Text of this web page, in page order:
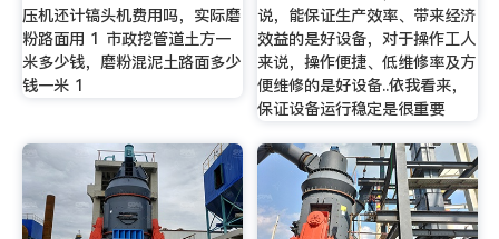
压机还计镐头机费用吗，实际磨
粉路面用 1 市政挖管道土方一
米多少钱，磨粉混泥土路面多少
钱一米 1
说，能保证生产效率、带来经济
效益的是好设备，对于操作工人
来说，操作便捷、低维修率及方
便维修的是好设备..依我看来，
保证设备运行稳定是很重要